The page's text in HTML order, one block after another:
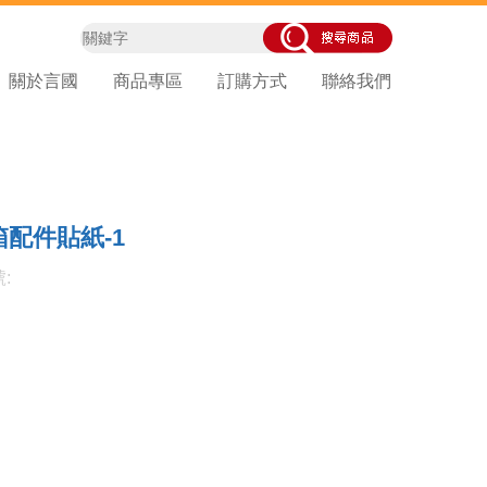
關於言國 商品專區 訂購方式 聯絡我們
配件貼紙-1
: